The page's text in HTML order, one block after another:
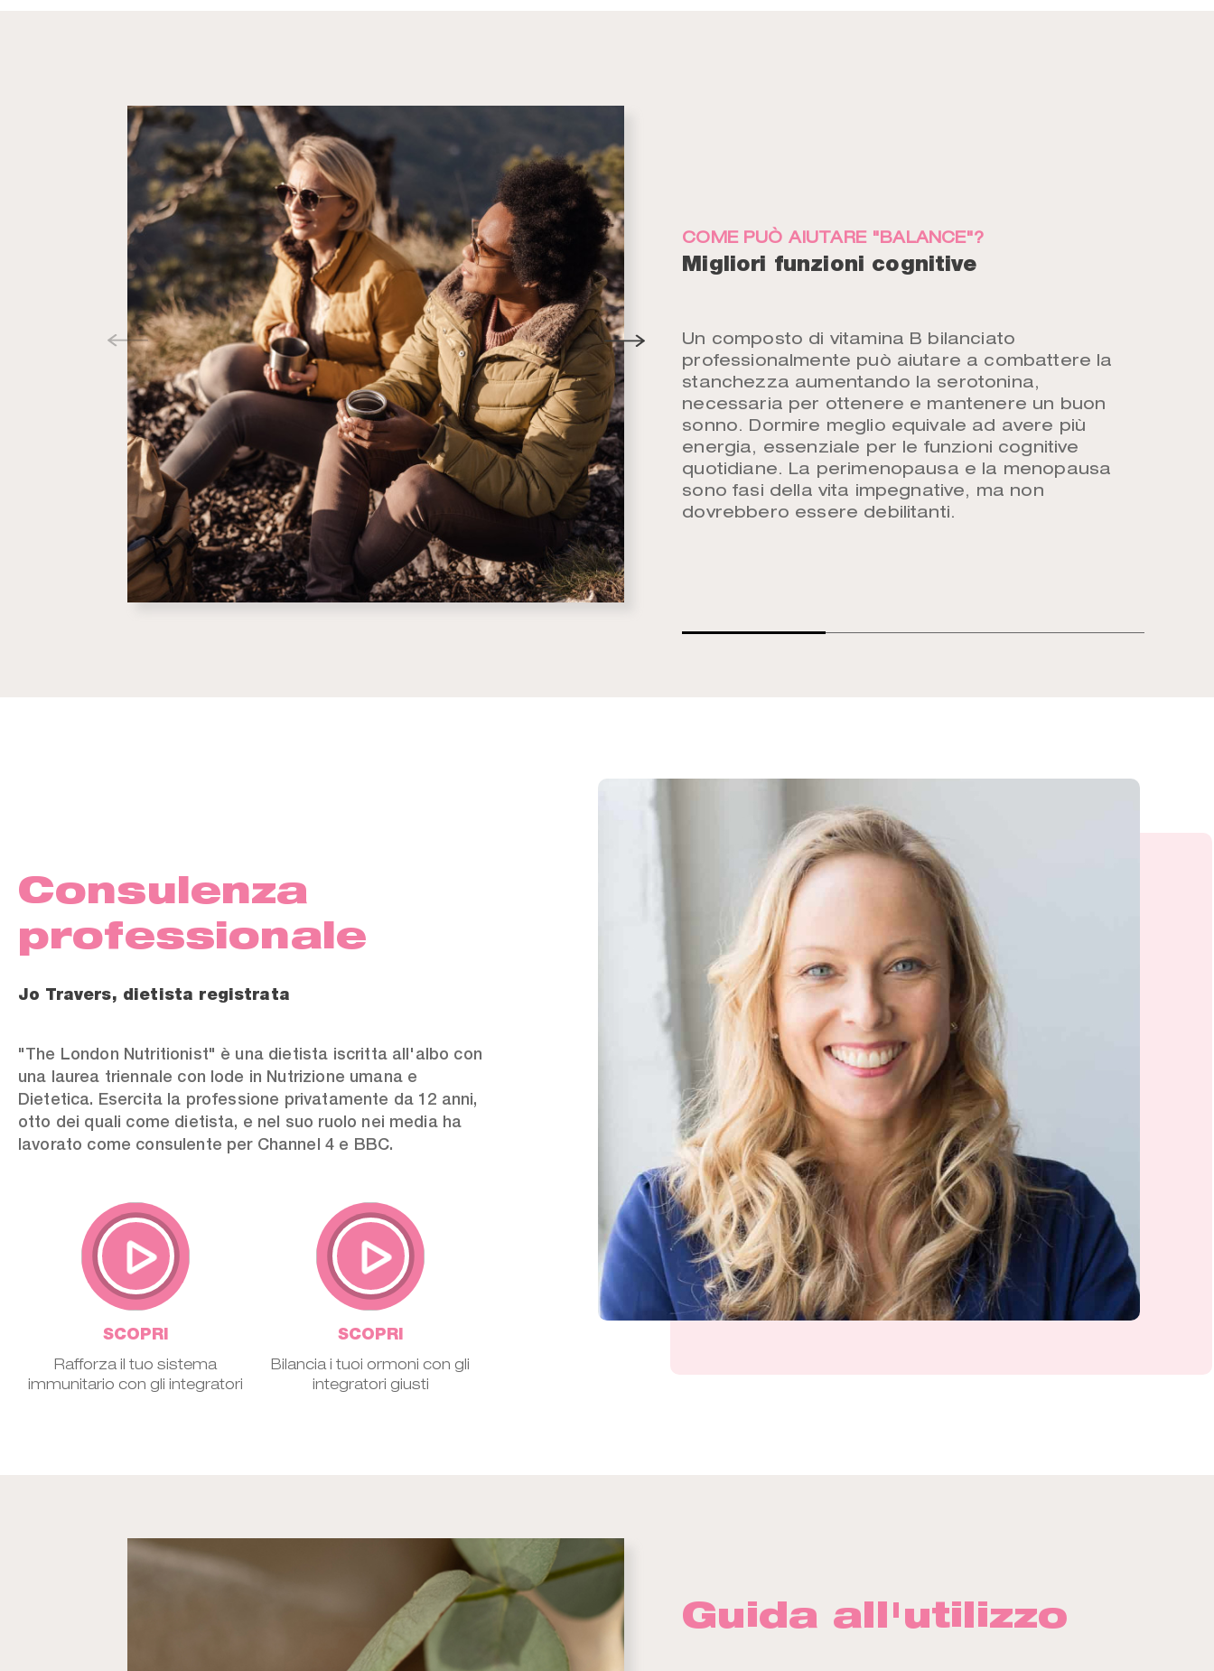
COME PUÒ AIUTARE "BALANCE"?
Migliori funzioni cognitive
Un composto di vitamina B bilanciato
professionalmente può aiutare a combattere la
stanchezza aumentando la serotonina,
necessaria per ottenere e mantenere un buon
sonno. Dormire meglio equivale ad avere più
energia, essenziale per le funzioni cognitive
quotidiane. La perimenopausa e la menopausa
sono fasi della vita impegnative, ma non
dovrebbero essere debilitanti.
Consulenza
professionale
Jo Travers, dietista registrata
"The London Nutritionist" è una dietista iscritta all'albo con
una laurea triennale con lode in Nutrizione umana e
Dietetica. Esercita la professione privatamente da 12 anni,
otto dei quali come dietista, e nel suo ruolo nei media ha
lavorato come consulente per Channel 4 e BBC.
SCOPRI
Rafforza il tuo sistema
immunitario con gli integratori
SCOPRI
Bilancia i tuoi ormoni con gli
integratori giusti
Guida all'utilizzo